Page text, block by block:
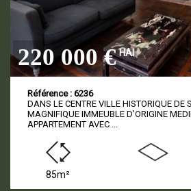
220 000 € HAI
Référence : 6236
DANS LE CENTRE VILLE HISTORIQUE DE
MAGNIFIQUE IMMEUBLE D'ORIGINE
APPARTEMENT AVEC ...
85m²